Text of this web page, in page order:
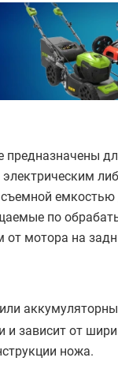
емкостью
по
мотора на
зависит от
ножа.